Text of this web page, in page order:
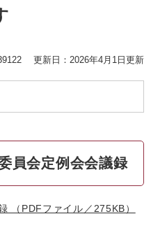
更新日：2026年4月1日更新
員会定例会会議録
（PDFファイル／275KB）